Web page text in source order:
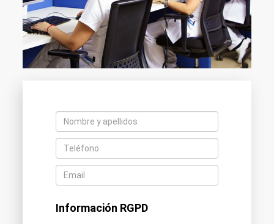
Información RGPD